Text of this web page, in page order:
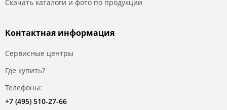
Скачать каталоги и фото по продукции
Контактная информация
Сервисные центры
Где купить?
Телефоны:
+7 (495) 510-27-66